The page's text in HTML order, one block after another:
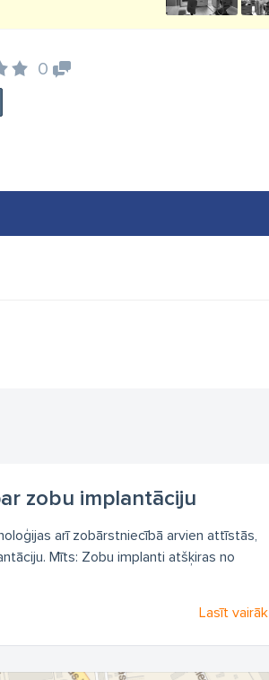
0
zobu implantāciju
arī zobārstniecībā arvien attīstās,
Mīts: Zobu implanti atšķiras no
Lasīt vairāk